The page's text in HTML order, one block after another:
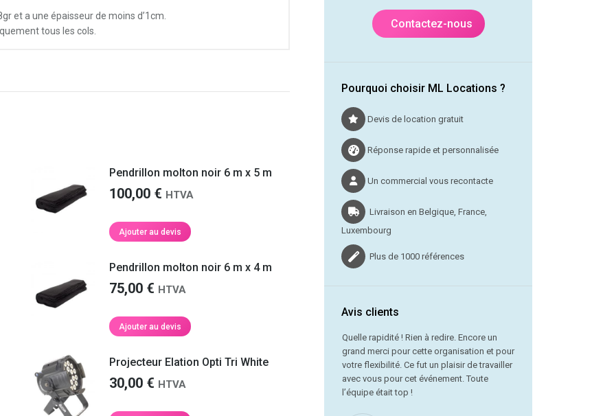
et a une épaisseur de moins d’1cm.
tous les cols.
Pendrillon molton noir 6 m x 5 m
100,00 € HTVA
Ajouter au devis
Pendrillon molton noir 6 m x 4 m
75,00 € HTVA
Ajouter au devis
Projecteur Elation Opti Tri White
30,00 € HTVA
Contactez-nous
Pourquoi choisir ML Locations ?
Devis de location gratuit
Réponse rapide et personnalisée
Un commercial vous recontacte
Livraison en Belgique, France,
Luxembourg
Plus de 1000 références
Avis clients
Votre équipe était très professionnelle et
montage s’est très bien passé, le matériel
de location a été nettoyé sur place, rien à
Merci beaucoup pour votre livraison dans
Quelle rapidité ! Rien à redire. Encore un
grand merci pour cette organisation et pour
votre flexibilité. Ce fut un plaisir de travailler
avec vous pour cet événement. Toute
l’équipe était top !